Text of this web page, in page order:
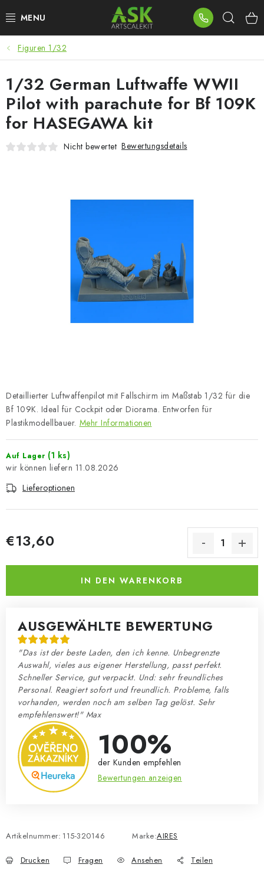
Inhalt
BLOG
SUMMER DAYS
WARHAMMER
ASK PRODUKTE
FARBEN & WERKZEUGE
PUBLIKATIONEN
SKY RIDERS COFFEE
Über uns Meine Bestellung
Kontakte
Versand und Bezahlung
Bedingungen und Konditionen
Datenschutzbestimmungen
Art Scale Modellbau-Glossar
Figuren 1/32
Detaillierter Luftwaffenpilot mit Fallschirm im Maßstab 1/32 für die
Bf 109K. Ideal für Cockpit oder Diorama. Entworfen für
Plastikmodellbauer. Mehr Informationen
Auf Lager (1 ks)
11.08.2026
Lieferoptionen
€13,60
IN DEN WARENKORB
AUSGEWÄHLTE BEWERTUNG
"Das ist der beste Laden, den ich kenne. Unbegrenzte
Auswahl, vieles aus eigener Herstellung, passt perfekt.
Schneller Service, gut verpackt. Und: sehr freundliches
Personal. Reagiert sofort und freundlich. Probleme, falls
vorhanden, werden noch am selben Tag gelöst. Sehr
empfehlenswert!" Max
100%
der Kunden empfehlen
Bewertungen anzeigen
Artikelnummer: 115-320146 Marke:AIRES
Drucken Fragen Ansehen Teilen
1/32 German Luftwaffe WWII
Pilot with parachute for Bf 109K
for HASEGAWA kit
Nicht bewertet Bewertungsdetails